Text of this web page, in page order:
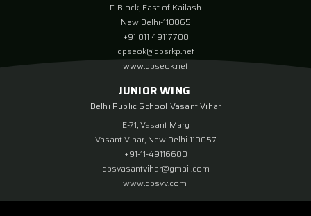
F-Block, East of Kailash
New Delhi-110065
+91 011 49117700
dpseok@dpsrkp.net
www.dpseok.net
JUNIOR WING
Delhi Public School Vasant Vihar
E-71, Vasant Marg
Vasant Vihar, New Delhi 110057
+91-11-49116600
dpsvasantvihar@gmail.com
www.dpsvv.com